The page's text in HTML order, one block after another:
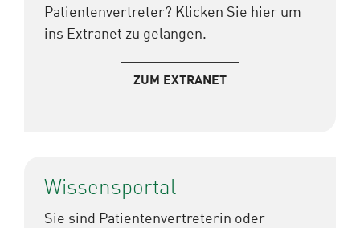
Patientenvertreter? Klicken Sie hier um
ins Extranet zu gelangen.
ZUM EXTRANET
Wissensportal
Sie sind Patientenvertreterin oder